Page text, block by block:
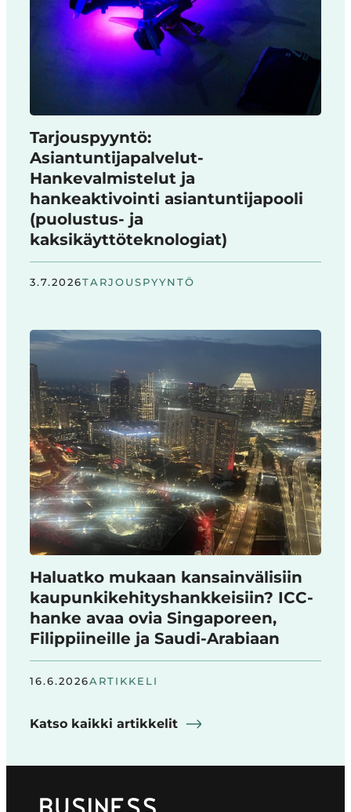
Tarjouspyyntö:
Asiantuntijapalvelut-
Hankevalmistelut ja
hankeaktivointi asiantuntijapooli
(puolustus- ja
kaksikäyttöteknologiat)
3.7.2026TARJOUSPYYNTÖ
Haluatko mukaan kansainvälisiin
kaupunkikehityshankkeisiin? ICC-
hanke avaa ovia Singaporeen,
Filippiineille ja Saudi-Arabiaan
16.6.2026ARTIKKELI
Katso kaikki artikkelit